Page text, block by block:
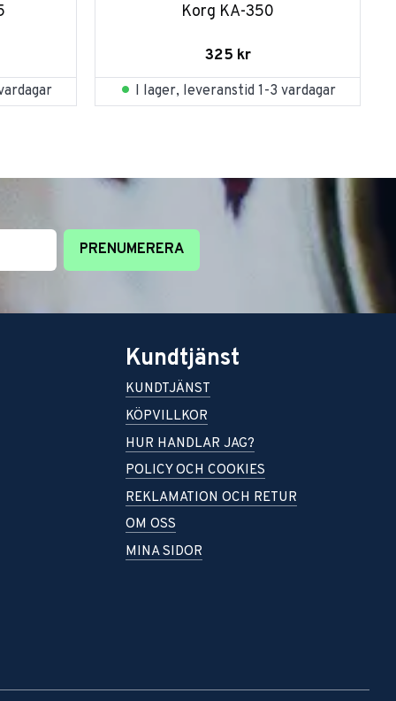
Korg KA-350
325 kr
I lager, leveranstid 1-3 vardagar
PRENUMERERA
Kundtjänst
KUNDTJÄNST
KÖPVILLKOR
HUR HANDLAR JAG?
POLICY OCH COOKIES
REKLAMATION OCH RETUR
OM OSS
MINA SIDOR